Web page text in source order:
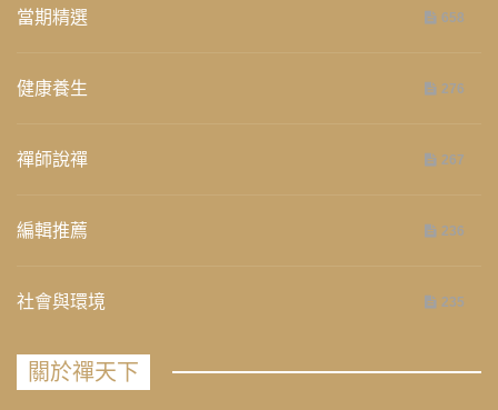
當期精選 658
健康養生 276
禪師說禪 267
編輯推薦 236
社會與環境 235
關於禪天下